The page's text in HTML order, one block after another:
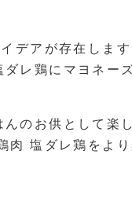
デアが存在しま
レ鶏にマヨネー
のお供として楽
塩ダレ鶏をより